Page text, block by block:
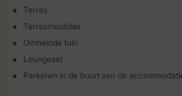
Terras
Terrasmeubilair
Omheinde tuin
Loungeset
Parkeren in de buurt van de